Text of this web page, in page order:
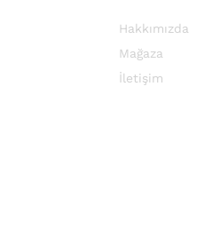
Hakkımızda
Mağaza
İletişim